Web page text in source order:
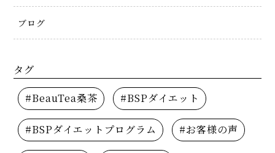
ブログ
タグ
#BeauTea桑茶 #BSPダイエット
#BSPダイエットプログラム #お客様の声